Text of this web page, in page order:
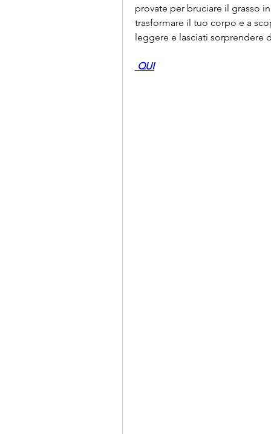
provate per bruciare il grasso
trasformare il tuo corpo e a
leggere e lasciati sorprendere
QUI